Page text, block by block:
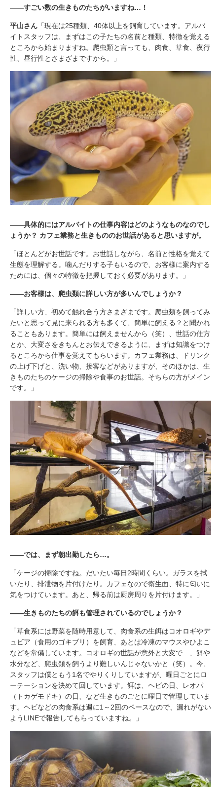
――すごい数の生きものたちがいますね…！
平山さん 「現在は25種類、40体以上を飼育しています。アルバ
イトスタッフは、まずはこの子たちの名前と種類、特徴を覚える
ところから始まりますね。爬虫類と言っても、肉食、草食、夜行
性、昼行性とさまざまですから。」
――具体的にはアルバイトの仕事内容はどのようなものなのでし
ょうか？ カフェ業務と生きもののお世話があると思いますが。
「ほとんどがお世話です。お世話しながら、名前と性格を覚えて
生態を理解する。噛んだりする子もいるので、お客様に案内する
ためには、個々の特徴を把握しておく必要があります。」
――お客様は、爬虫類に詳しい方が多いんでしょうか？
「詳しい方、初めて触れ合う方さまざまです。爬虫類を飼ってみ
たいと思って見に来られる方も多くて、簡単に飼える？と聞かれ
ることもあります。簡単には飼えませんから（笑）、世話の仕方
とか、大変さをきちんとお伝えできるように、まずは知識をつけ
るところから仕事を覚えてもらいます。カフェ業務は、ドリンク
の上げ下げと、洗い物、接客などがありますが、そのほかは、生
きものたちのケージの掃除や食事のお世話。そちらの方がメイン
です。」
――では、まず朝出勤したら…。
「ケージの掃除ですね。だいたい毎日2時間くらい。ガラスを拭
いたり、排泄物を片付けたり。カフェなので衛生面、特に匂いに
気をつけています。あと、帰る前は厨房周りを片付けます。」
――生きものたちの餌も管理されているのでしょうか？
「草食系には野菜を随時用意して、肉食系の生餌はコオロギやデ
ュビア（食用のゴキブリ）を飼育、あとは冷凍のマウスやひよこ
などを常備しています。コオロギの世話が意外と大変で…、餌や
水分など、爬虫類を飼うより難しいんじゃないかと（笑）。今、
スタッフは僕ともう1名でやりくりしていますが、曜日ごとにロ
ーテーションを決めて回しています。餌は、ヘビの日、レオパ
（トカゲモドキ）の日、など生きものごとに曜日で管理していま
す。ヘビなどの肉食系は週に1～2回のペースなので、漏れがない
ようLINEで報告してもらっていますね。」